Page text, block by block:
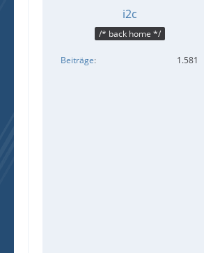
i2c
/* back home */
Beiträge 1.581